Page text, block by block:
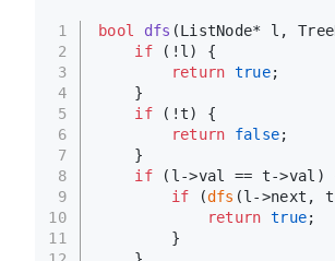
1
2
3
4
5
6
7
8
9
10
11
bool dfs (ListNode* l,
if (!l) {
return true;
    }
if (!t) {
return
false;
    }
if (l->val == t->val)
if (dfs (l->next,
return true;
        }